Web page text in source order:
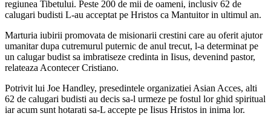
regiunea Tibetului. Peste 200 de mii de oameni, inclusiv 62 de
calugari budisti L-au acceptat pe Hristos ca Mantuitor in ultimul an.
Marturia iubirii promovata de misionarii crestini care au oferit ajutor
umanitar dupa cutremurul puternic de anul trecut, l-a determinat pe
un calugar budist sa imbratiseze credinta in Iisus, devenind pastor,
relateaza Acontecer Cristiano.
Potrivit lui Joe Handley, presedintele organizatiei Asian Acces, alti
62 de calugari budisti au decis sa-l urmeze pe fostul lor ghid spiritual
iar acum sunt hotarati sa-L accepte pe Iisus Hristos in inima lor.